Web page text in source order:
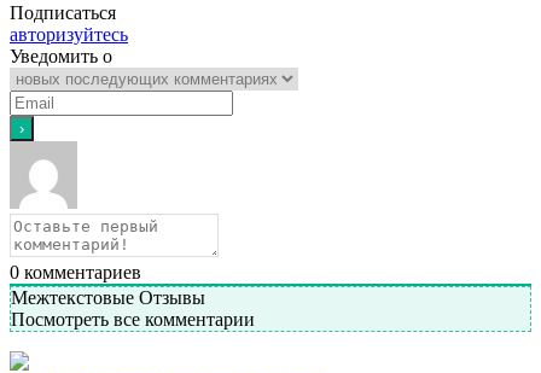
Подписаться
авторизуйтесь
Уведомить о
0 комментариев
Межтекстовые Отзывы
Посмотреть все комментарии